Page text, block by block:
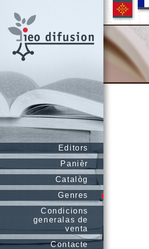
Editors
Panièr
Catalòg
Genres
Condicions
generalas de
venta
Contacte